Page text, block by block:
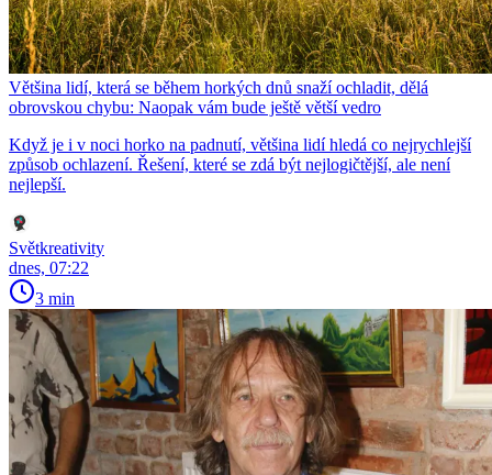
Většina lidí, která se během horkých dnů snaží ochladit, dělá
obrovskou chybu: Naopak vám bude ještě větší vedro
Když je i v noci horko na padnutí, většina lidí hledá co nejrychlejší
způsob ochlazení. Řešení, které se zdá být nejlogičtější, ale není
nejlepší.
Světkreativity
dnes, 07:22
3 min